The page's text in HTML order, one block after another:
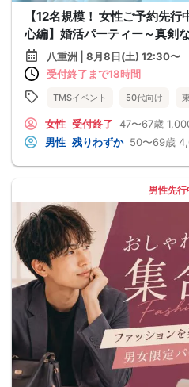
【12名規模！ 女性ご予約先
心編】婚活パーティー～真剣
八重洲 | 8月8日(土) 12:30〜
受付終了まで18時間
TMSイベント 50代向け
女性 受付終了 47〜67歳
男性 残りわずか 50〜69歳
男性先行